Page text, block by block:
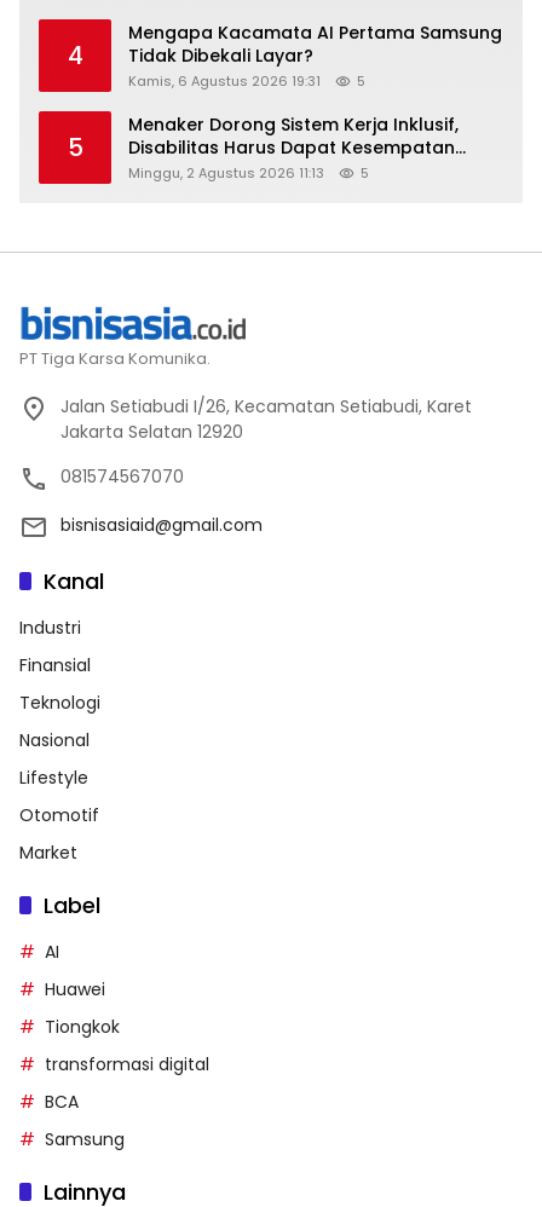
4
Mengapa Kacamata AI Pertama Samsung
Tidak Dibekali Layar?
Kamis, 6 Agustus 2026 19:31 5
5
Menaker Dorong Sistem Kerja Inklusif,
Disabilitas Harus Dapat Kesempatan
Setara
Minggu, 2 Agustus 2026 11:13 5
PT Tiga Karsa Komunika.
Jalan Setiabudi I/26, Kecamatan Setiabudi, Karet
Jakarta Selatan 12920
081574567070
bisnisasiaid@gmail.com
Kanal
Industri
Finansial
Teknologi
Nasional
Lifestyle
Otomotif
Market
Label
AI
Huawei
Tiongkok
transformasi digital
BCA
Samsung
Lainnya